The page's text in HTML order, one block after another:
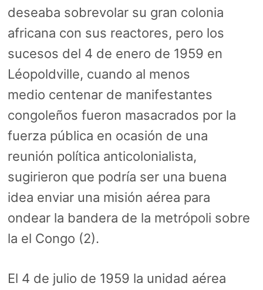
deseaba sobrevolar su gran colonia
africana con sus reactores, pero los
sucesos del 4 de enero de 1959 en
Léopoldville, cuando al menos
medio centenar de manifestantes
congoleños fueron masacrados por la
fuerza pública en ocasión de una
reunión política anticolonialista,
sugirieron que podría ser una buena
idea enviar una misión aérea para
ondear la bandera de la metrópoli sobre
la el Congo (2).
El 4 de julio de 1959 la unidad aérea